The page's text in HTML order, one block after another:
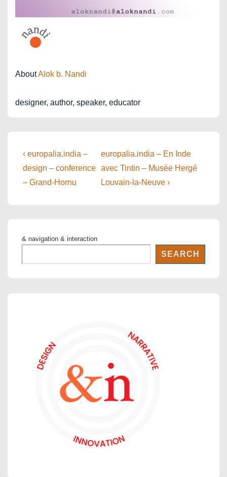
AboutAlok b. Nandi
designer, author, speaker, educator
Post
navigation
Previous
Post
is
‹ europalia.india –
design – conference
– Grand-Hornu
Next
Post
is
europalia.india – En Inde
avec Tintin – Musée Hergé
Louvain-la-Neuve ›
& navigation & interaction
SEARCH